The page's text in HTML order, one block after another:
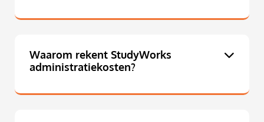
Waarom rekent StudyWorks
administratiekosten?